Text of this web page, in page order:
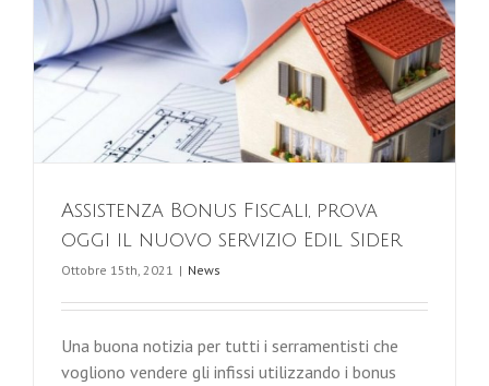
Assistenza Bonus Fiscali, prova
oggi il nuovo servizio Edil Sider
Ottobre 15th, 2021 | News
Una buona notizia per tutti i serramentisti che
vogliono vendere gli infissi utilizzando i bonus